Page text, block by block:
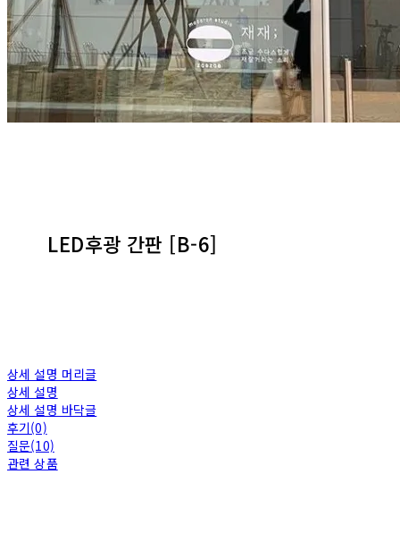
LED후광 간판 [B-6]
상세 설명 머리글
상세 설명
상세 설명 바닥글
후기(0)
질문(10)
관련 상품